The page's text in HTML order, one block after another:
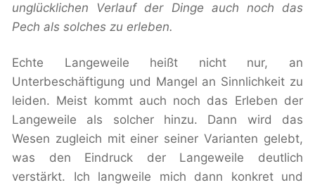
unglücklichen Verlauf der Dinge auch noch das
Pech als solches zu erleben.
Echte Langeweile heißt nicht nur, an
Unterbeschäftigung und Mangel an Sinnlichkeit zu
leiden. Meist kommt auch noch das Erleben der
Langeweile als solcher hinzu. Dann wird das
Wesen zugleich mit einer seiner Varianten gelebt,
was den Eindruck der Langeweile deutlich
verstärkt. Ich langweile mich dann konkret und